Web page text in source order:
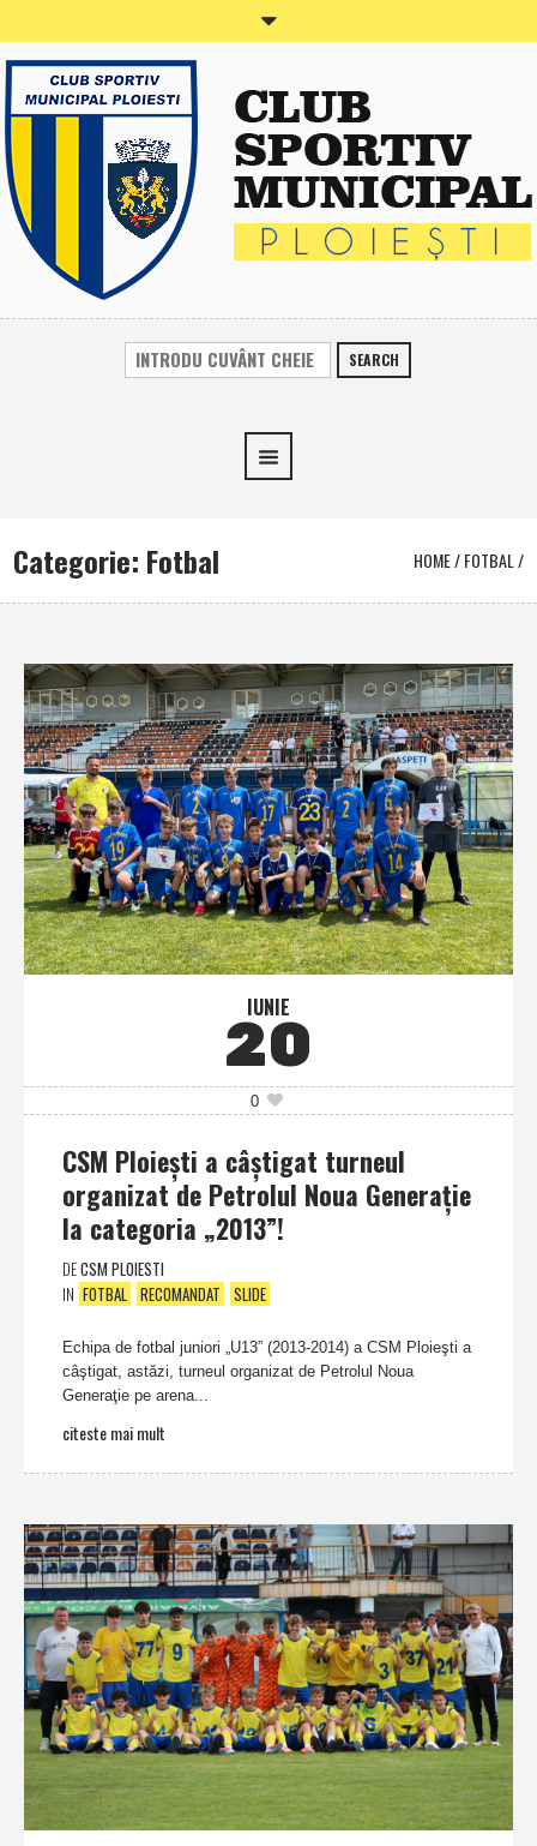
SEARCH
Categorie: Fotbal HOME/FOTBAL/
IUNIE
20
0
CSM Ploieşti a câştigat turneul
organizat de Petrolul Noua Generaţie
la categoria „2013”!
DECSM PLOIESTI
IN FOTBAL RECOMANDAT SLIDE
Echipa de fotbal juniori „U13” (2013-2014) a CSM Ploieşti a
câştigat, astăzi, turneul organizat de Petrolul Noua
Generaţie pe arena...
citeste mai mult